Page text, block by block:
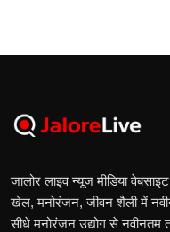
जालोर लाइव न्यूज मीडिया
खेल, मनोरंजन, जीवन शैली में
सीधे मनोरंजन उद्योग से नवीनतम